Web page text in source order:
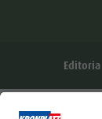
Editoria